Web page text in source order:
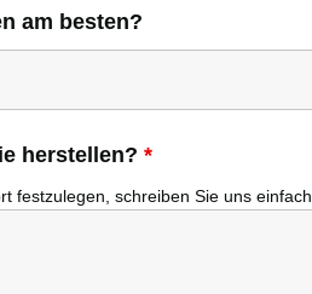
am besten?
herstellen? *
festzulegen, schreiben Sie uns einfach.